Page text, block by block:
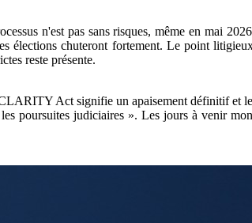
n'est pas sans risques, même en mai
élections chuteront fortement. Le point
reste présente.
Act signifie un apaisement définitif et
poursuites judiciaires ». Les jours à venir